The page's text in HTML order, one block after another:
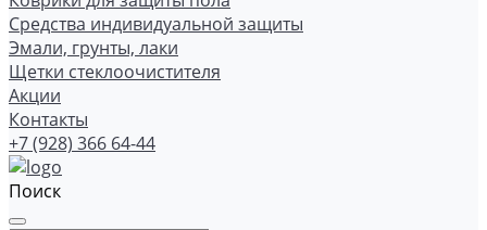
Средства индивидуальной защиты
Эмали, грунты, лаки
Щетки стеклоочистителя
Акции
Контакты
+7 (928) 366 64-44
Поиск